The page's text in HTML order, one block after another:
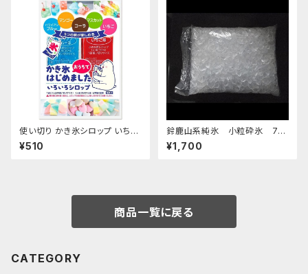
使い切り かき氷シロップ いちご
ハワイアンブルー マンゴー マス
カット コーラ 35mL各1袋5種類
¥510
鈴鹿山系純氷 小粒砕氷 7k
g
¥1,700
商品一覧に戻る
CATEGORY